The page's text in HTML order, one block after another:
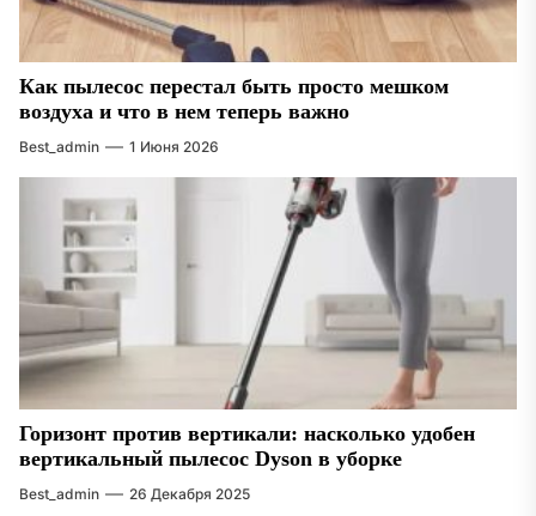
Как пылесос перестал быть просто мешком
воздуха и что в нем теперь важно
Best_admin 1 Июня 2026
Горизонт против вертикали: насколько удобен
вертикальный пылесос Dyson в уборке
Best_admin 26 Декабря 2025